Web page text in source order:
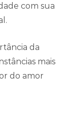
com sua
da
mais
do amor